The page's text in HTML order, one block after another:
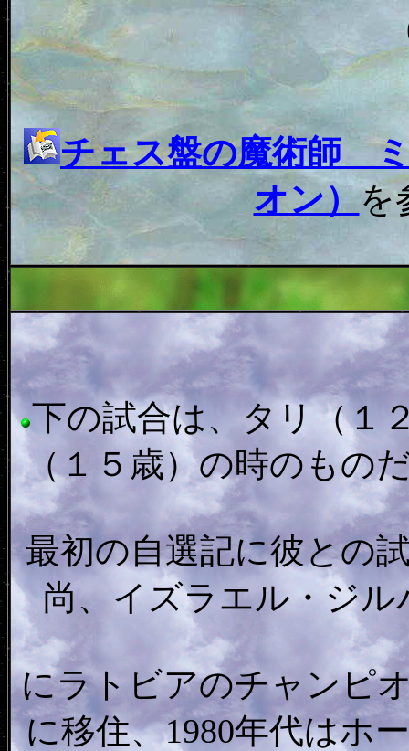
チェス盤の魔術師
オン）を
下の試合は、タリ（１
（１５歳）の時のもの
最初の自選記に彼との
尚、イズラエル・ジル
にラトビアのチャンピ
に移住、1980年代はホ